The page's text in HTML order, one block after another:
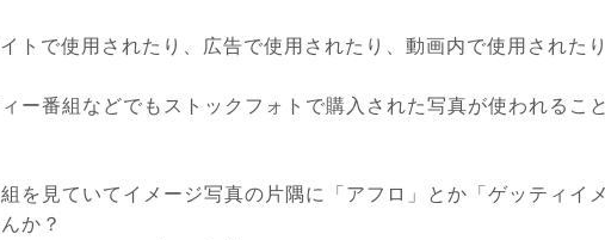
トで使用されたり、広告で使用されたり、動画内で使用された
ー番組などでもストックフォトで購入された写真が使われるこ
を見ていてイメージ写真の片隅に「アフロ」とか「ゲッティイ
か？